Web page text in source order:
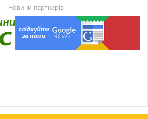
Новини партнерів